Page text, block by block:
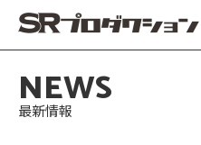
NEWS
最新情報